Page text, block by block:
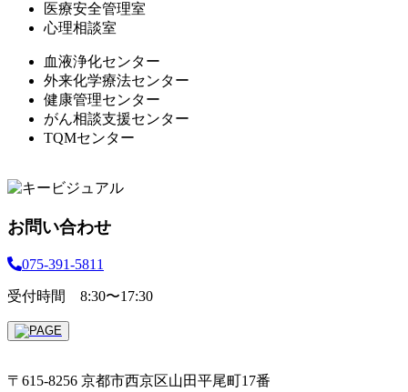
医療安全管理室
心理相談室
血液浄化センター
外来化学療法センター
健康管理センター
がん相談支援センター
TQMセンター
お問い合わせ
075-391-5811
受付時間 8:30〜17:30
〒615-8256 京都市西京区山田平尾町17番